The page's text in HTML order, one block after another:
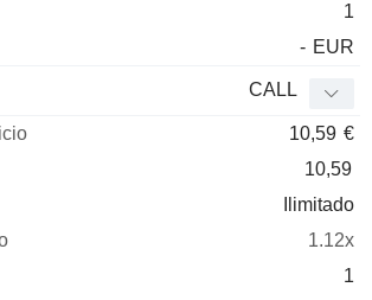
1
- EUR
CALL
10,59 €
10,59
Ilimitado
1.12x
1